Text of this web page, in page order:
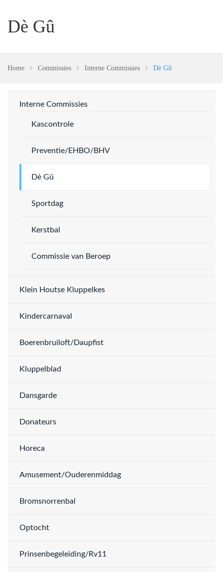
Dè Gû
Home Commissies Interne Commissies Dè Gû
Interne Commissies
Kascontrole
Preventie/EHBO/BHV
Dè Gû
Sportdag
Kerstbal
Commissie van Beroep
Klein Houtse Kluppelkes
Kindercarnaval
Boerenbruiloft/Daupfist
Kluppelblad
Dansgarde
Donateurs
Horeca
Amusement/Ouderenmiddag
Bromsnorrenbal
Optocht
Prinsenbegeleiding/Rv11